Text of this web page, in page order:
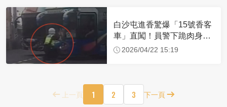
白沙屯進香驚爆「15號香客
車」直闖！員警下跪肉身擋
車：讓行人先過
2026/04/22 15:19
上一頁 1 2 3 下一頁